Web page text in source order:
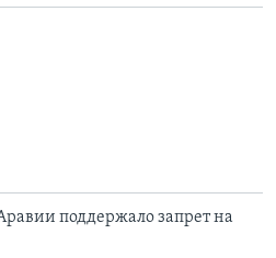
поддержало запрет на